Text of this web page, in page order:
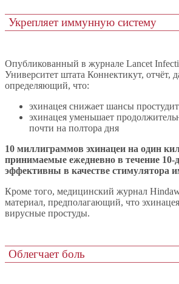
Укрепляет иммунную систему
Опубликованный в журнале Lancet
Университет штата Коннектикут, отчёт,
определяющий, что:
эхинацея снижает шансы
эхинацея уменьшает
почти на полтора дня
10 миллиграммов эхинацеи на один
принимаемые ежедневно в течение 10-
эффективны в качестве стимулятора
Кроме того, медицинский журнал
материал, предполагающий, что
вирусные простуды.
Облегчает боль